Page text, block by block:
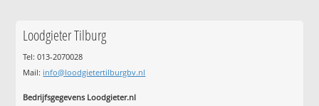
Loodgieter Tilburg
Tel: 013-2070028
Mail: info@loodgietertilburgbv.nl
Bedrijfsgegevens Loodgieter.nl